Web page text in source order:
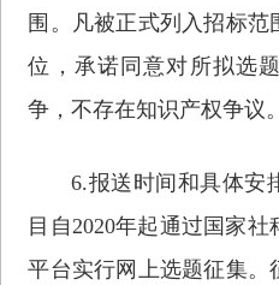
围。凡被正式列入招标
位，承诺同意对所拟选
争，不存在知识产权争议。
6.报送时间和具体安
目自2020年起通过国家
平台实行网上选题征集。